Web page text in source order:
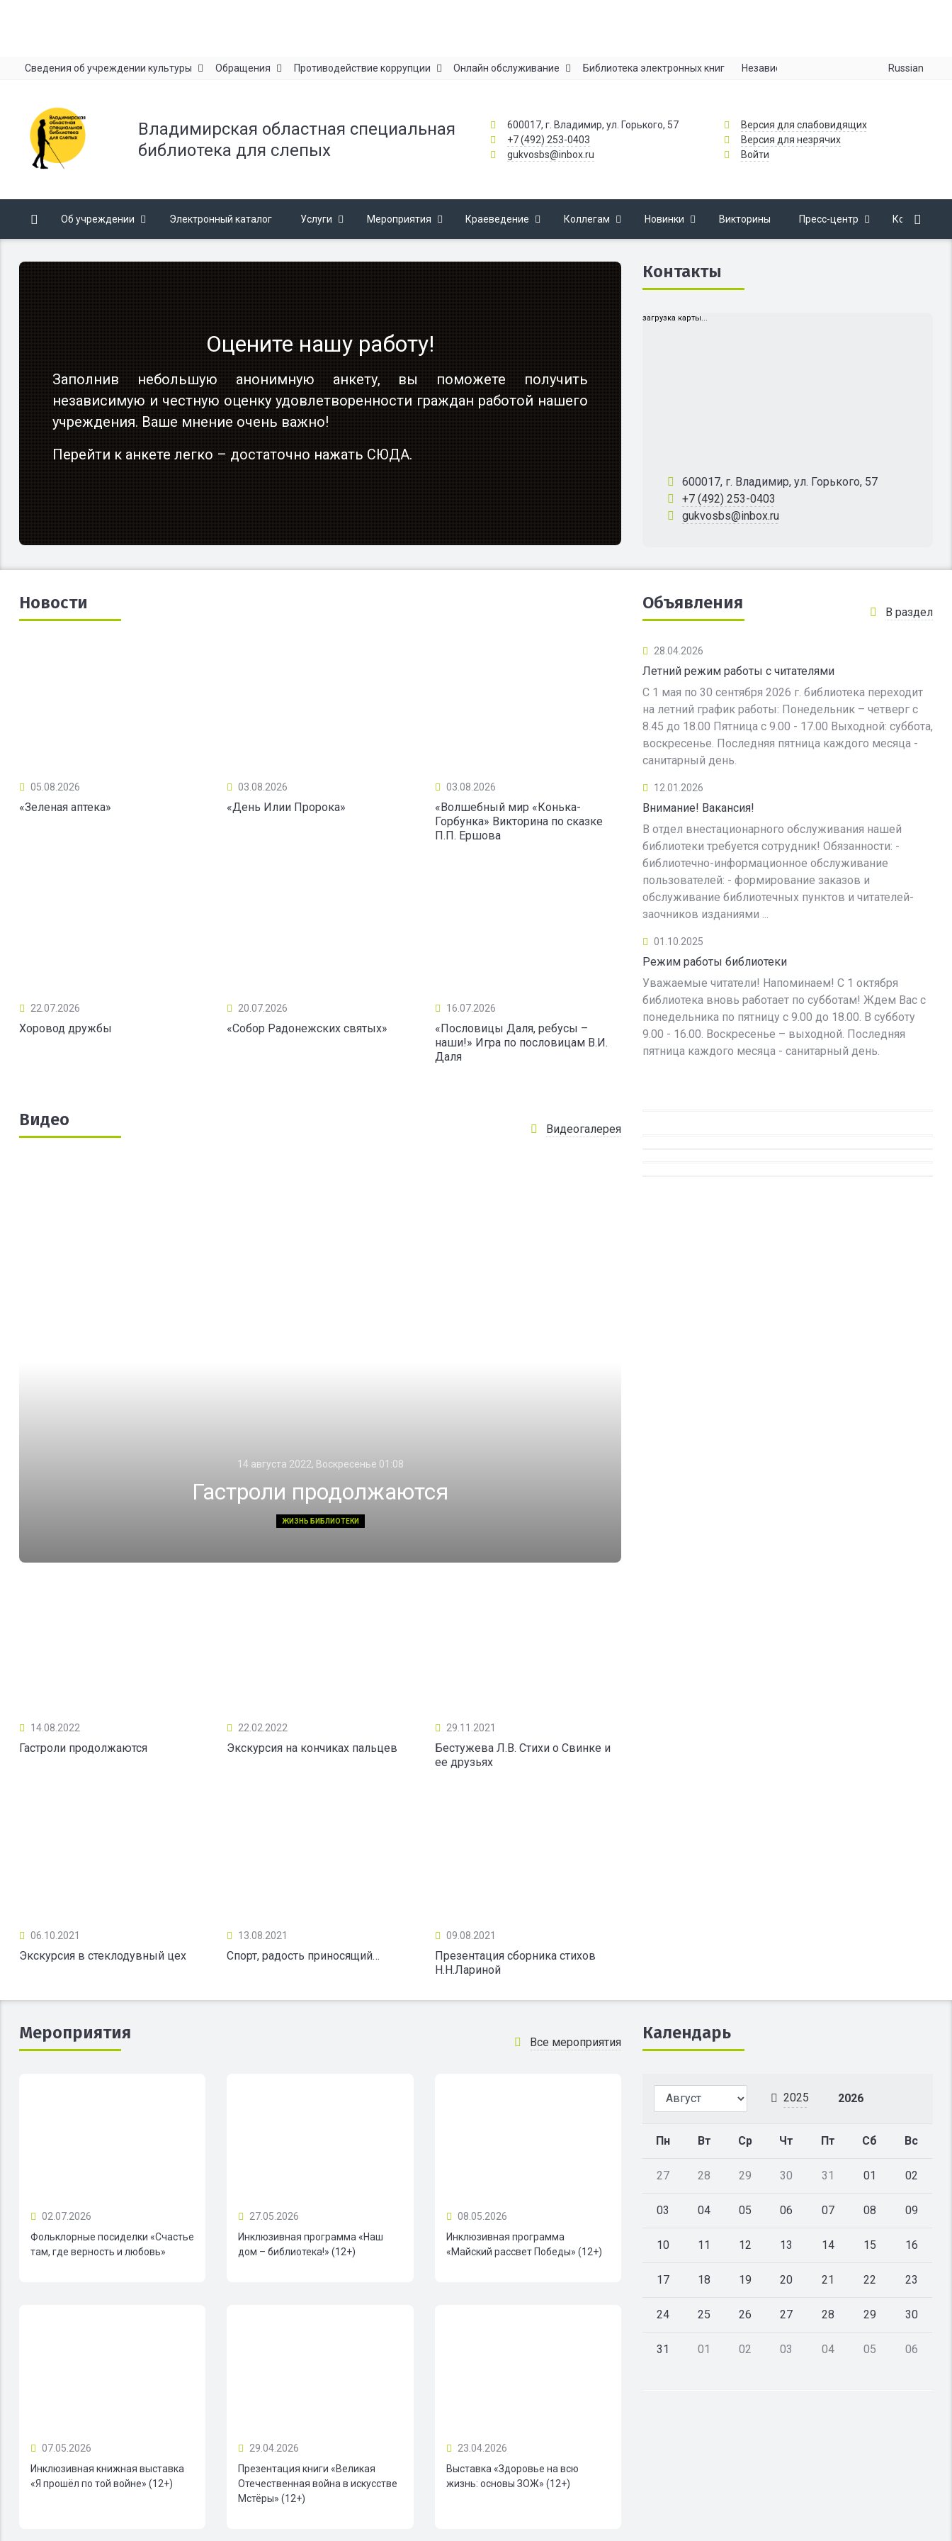
Сведения об учреждении культуры Обращения Противодействие коррупции Онлайн обслуживание Библиотека электронных книг Независимая оценка качества Russian
Владимирская областная специальная
библиотека для слепых
600017, г. Владимир, ул. Горького, 57
+7 (492) 253-0403
gukvosbs@inbox.ru
Версия для слабовидящих
Версия для незрячих
Войти
Об учреждении Электронный каталог Услуги Мероприятия Краеведение Коллегам Новинки Викторины Пресс-центр Контакты
Оцените нашу работу!
Заполнив небольшую анонимную анкету, вы поможете получить
независимую и честную оценку удовлетворенности граждан работой нашего
учреждения. Ваше мнение очень важно!
Перейти к анкете легко – достаточно нажать СЮДА.
Контакты
загрузка карты...
600017, г. Владимир, ул. Горького, 57
+7 (492) 253-0403
gukvosbs@inbox.ru
Новости
05.08.2026
«Зеленая аптека»
03.08.2026
«День Илии Пророка»
03.08.2026
«Волшебный мир «Конька-
Горбунка» Викторина по сказке
П.П. Ершова
22.07.2026
Хоровод дружбы
20.07.2026
«Собор Радонежских святых»
16.07.2026
«Пословицы Даля, ребусы –
наши!» Игра по пословицам В.И.
Даля
Объявления В раздел
28.04.2026
Летний режим работы с читателями
С 1 мая по 30 сентября 2026 г. библиотека переходит
на летний график работы: Понедельник – четверг с
8.45 до 18.00 Пятница с 9.00 - 17.00 Выходной: суббота,
воскресенье. Последняя пятница каждого месяца -
санитарный день.
12.01.2026
Внимание! Вакансия!
В отдел внестационарного обслуживания нашей
библиотеки требуется сотрудник! Обязанности: -
библиотечно-информационное обслуживание
пользователей: - формирование заказов и
обслуживание библиотечных пунктов и читателей-
заочников изданиями ...
01.10.2025
Режим работы библиотеки
Уважаемые читатели! Напоминаем! С 1 октября
библиотека вновь работает по субботам! Ждем Вас с
понедельника по пятницу с 9.00 до 18.00. В субботу
9.00 - 16.00. Воскресенье – выходной. Последняя
пятница каждого месяца - санитарный день.
Видео Видеогалерея
14 августа 2022, Воскресенье 01:08
Гастроли продолжаются
ЖИЗНЬ БИБЛИОТЕКИ
14.08.2022
Гастроли продолжаются
22.02.2022
Экскурсия на кончиках пальцев
29.11.2021
Бестужева Л.В. Стихи о Свинке и
ее друзьях
06.10.2021
Экскурсия в стеклодувный цех
13.08.2021
Спорт, радость приносящий…
09.08.2021
Презентация сборника стихов
Н.Н.Лариной
Мероприятия Все мероприятия
02.07.2026
Фольклорные посиделки «Счастье
там, где верность и любовь»
27.05.2026
Инклюзивная программа «Наш
дом – библиотека!» (12+)
08.05.2026
Инклюзивная программа
«Майский рассвет Победы» (12+)
07.05.2026
Инклюзивная книжная выставка
«Я прошёл по той войне» (12+)
29.04.2026
Презентация книги «Великая
Отечественная война в искусстве
Мстёры» (12+)
23.04.2026
Выставка «Здоровье на всю
жизнь: основы ЗОЖ» (12+)
Календарь
2025 2026
Пн Вт Ср Чт Пт Сб Вс
27 28 29 30 31 01 02
03 04 05 06 07 08 09
10 11 12 13 14 15 16
17 18 19 20 21 22 23
24 25 26 27 28 29 30
31 01 02 03 04 05 06